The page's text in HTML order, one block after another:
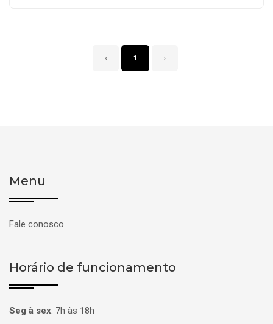
‹ 1 ›
Menu
Fale conosco
Horário de funcionamento
Seg à sex: 7h às 18h